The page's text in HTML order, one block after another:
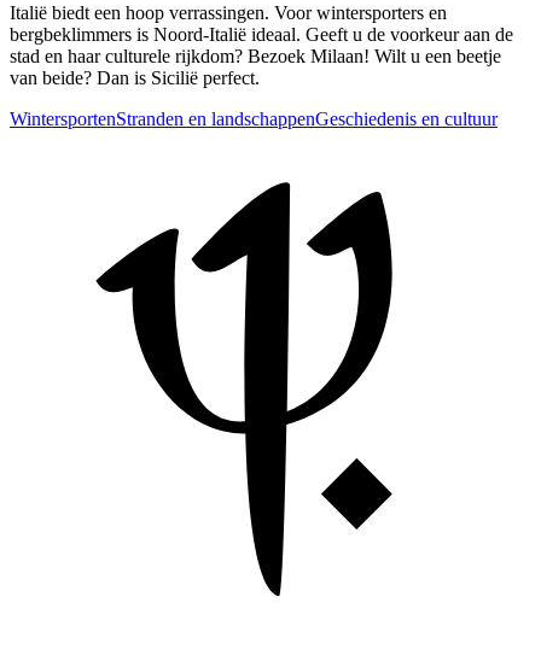
Italië biedt een hoop verrassingen. Voor wintersporters en
bergbeklimmers is Noord-Italië ideaal. Geeft u de voorkeur aan de
stad en haar culturele rijkdom? Bezoek Milaan! Wilt u een beetje
van beide? Dan is Sicilië perfect.
WintersportenStranden en landschappenGeschiedenis en cultuur